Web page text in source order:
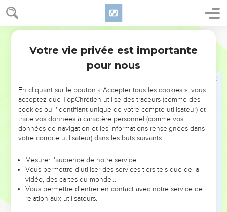
Romains 8
32 Lui qui n'a pas épargné son propre Fils mais l'a donné pour
nous tous, comment ne nous accorderait-il pas aussi tout
Qui accusera ceux que Dieu a choisis ? C'est Dieu qui les
Qui les condamnera ? [Jésus-]Christ est mort, bien plus, il
est ressuscité, il est à la droite de Dieu et il intercède pour
nous !
Qui nous séparera de l'amour de Christ ? Serait-ce la
détresse, l'angoisse, la persécution, la faim, le dénuement, le
De fait, il est écrit : C'est à cause de toi qu'on nous met à
mort à longueur de journée, qu'on nous considère comme
des brebis destinées à la boucherie.
37
Votre vie privée est importante
pour nous
En cliquant sur le bouton « Accepter tous les cookies », vous
acceptez que TopChrétien utilise des traceurs (comme des
cookies ou l'identifiant unique de votre compte utilisateur) et
traite vos données à caractère personnel (comme vos
données de navigation et les informations renseignées dans
votre compte utilisateur) dans les buts suivants :
Mesurer l'audience de notre service
Vous permettre d'utiliser des services tiers tels que de la
vidéo, des cartes du monde…
Vous permettre d'entrer en contact avec notre service de
relation aux utilisateurs.